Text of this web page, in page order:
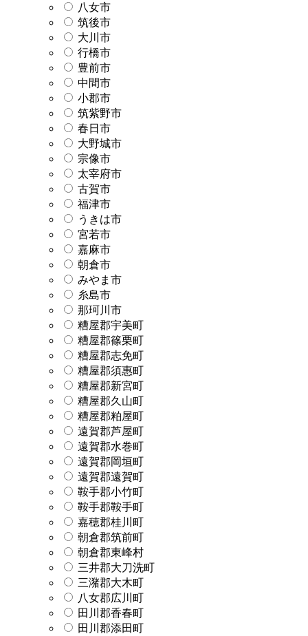
八女市
筑後市
大川市
行橋市
豊前市
中間市
小郡市
筑紫野市
春日市
大野城市
宗像市
太宰府市
古賀市
福津市
うきは市
宮若市
嘉麻市
朝倉市
みやま市
糸島市
那珂川市
糟屋郡宇美町
糟屋郡篠栗町
糟屋郡志免町
糟屋郡須惠町
糟屋郡新宮町
糟屋郡久山町
糟屋郡粕屋町
遠賀郡芦屋町
遠賀郡水巻町
遠賀郡岡垣町
遠賀郡遠賀町
鞍手郡小竹町
鞍手郡鞍手町
嘉穂郡桂川町
朝倉郡筑前町
朝倉郡東峰村
三井郡大刀洗町
三潴郡大木町
八女郡広川町
田川郡香春町
田川郡添田町